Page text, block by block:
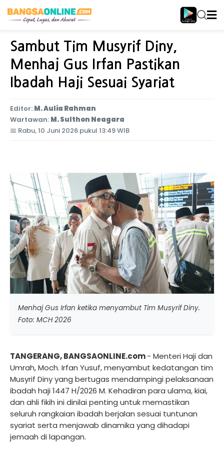
Home Nasional
Sambut Tim Musyrif Diny,
Menhaj Gus Irfan Pastikan
Ibadah Haji Sesuai Syariat
Editor: M. Aulia Rahman
Wartawan: M. Sulthon Neagara
📅 Rabu, 10 Juni 2026 pukul 13:49 WIB
Menhaj Gus Irfan ketika menyambut Tim Musyrif Diny.
Foto: MCH 2026
TANGERANG, BANGSAONLINE.com- Menteri Haji dan
Umrah, Moch. Irfan Yusuf, menyambut kedatangan tim
Musyrif Diny yang bertugas mendampingi pelaksanaan
ibadah haji 1447 H/2026 M. Kehadiran para ulama, kiai,
dan ahli fikih ini dinilai penting untuk memastikan
seluruh rangkaian ibadah berjalan sesuai tuntunan
syariat serta menjawab dinamika yang dihadapi
jemaah di lapangan.